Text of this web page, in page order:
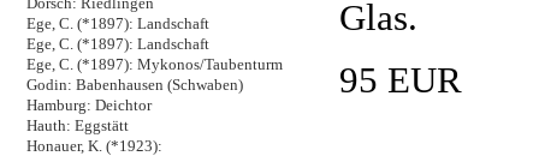
Dorsch: Riedlingen
Ege, C. (*1897): Landschaft
Ege, C. (*1897): Landschaft
Ege, C. (*1897): Mykonos/Taubenturm
Godin: Babenhausen (Schwaben)
Hamburg: Deichtor
Hauth: Eggstätt
Honauer, K. (*1923):
Glas.
95 EUR